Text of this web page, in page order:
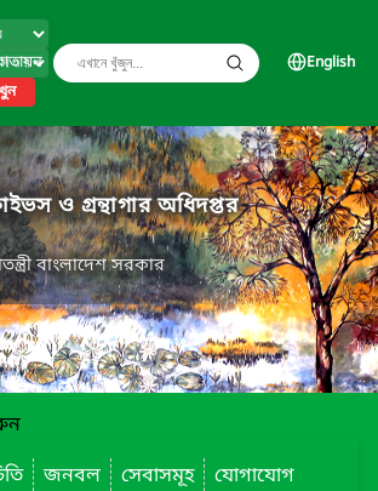
English
ও গ্রন্থাগার অধিদপ্তর
বাংলাদেশ সরকার
জনবল সেবাসমূহ
যোগাযোগ